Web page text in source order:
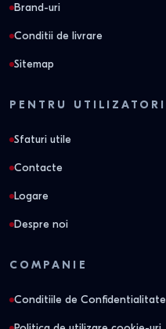
Brand-uri
Conditii de livrare
Sitemap
PENTRU UTILIZATORI
Sfaturi utile
Contacte
Logare
Despre noi
COMPANIE
Conditiile de Confidentialitate